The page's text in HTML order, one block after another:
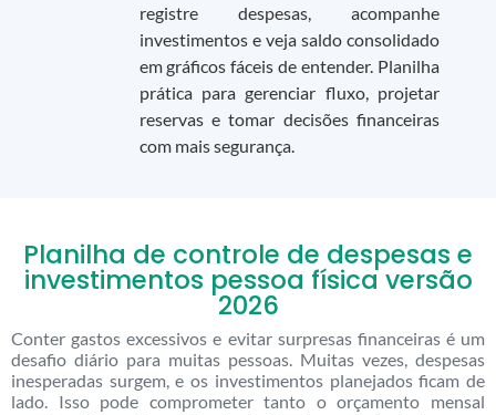
registre despesas, acompanhe
investimentos e veja saldo consolidado
em gráficos fáceis de entender. Planilha
prática para gerenciar fluxo, projetar
reservas e tomar decisões financeiras
com mais segurança.
Planilha de controle de despesas e
investimentos pessoa física versão
2026
Conter gastos excessivos e evitar surpresas financeiras é um
desafio diário para muitas pessoas. Muitas vezes, despesas
inesperadas surgem, e os investimentos planejados ficam de
lado. Isso pode comprometer tanto o orçamento mensal